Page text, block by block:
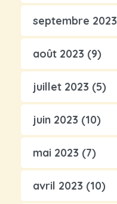
septembre 2023
août 2023 (9)
juillet 2023 (5)
juin 2023 (10)
mai 2023 (7)
avril 2023 (10)